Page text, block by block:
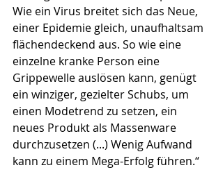
Wie ein Virus breitet sich das Neue,
einer Epidemie gleich, unaufhaltsam
flächendeckend aus. So wie eine
einzelne kranke Person eine
Grippewelle auslösen kann, genügt
ein winziger, gezielter Schubs, um
einen Modetrend zu setzen, ein
neues Produkt als Massenware
durchzusetzen (...) Wenig Aufwand
kann zu einem Mega-Erfolg führen.“